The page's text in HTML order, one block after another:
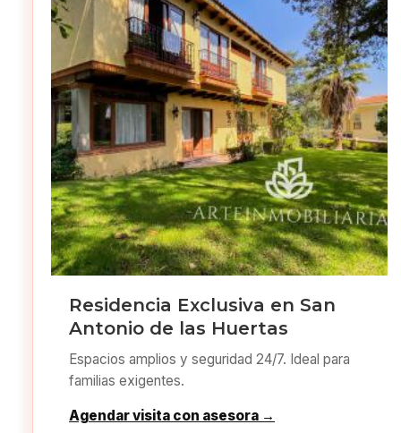
Residencia Exclusiva en San
Antonio de las Huertas
Espacios amplios y seguridad 24/7. Ideal para
familias exigentes.
Agendar visita con asesora →